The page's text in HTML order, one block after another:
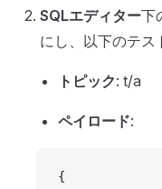
SQLエディター下
にし、以下のテス
トピック: t/a
ペイロード:
{